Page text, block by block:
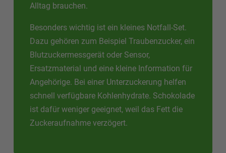
Alltag brauchen.
Besonders wichtig ist ein kleines Notfall-Set.
Dazu gehören zum Beispiel Traubenzucker, ein
Blutzuckermessgerät oder Sensor,
Ersatzmaterial und eine kleine Information für
Angehörige. Bei einer Unterzuckerung helfen
schnell verfügbare Kohlenhydrate. Schokolade
ist dafür weniger geeignet, weil das Fett die
Zuckeraufnahme verzögert.